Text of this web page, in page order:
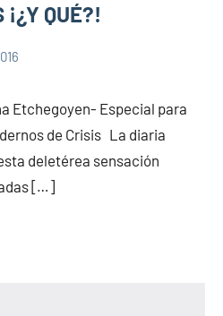
QUÉ?!
Etchegoyen- Especial para
de Crisis La diaria
deletérea sensación
[…]